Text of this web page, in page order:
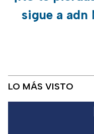
sigue a adn
LO MÁS VISTO